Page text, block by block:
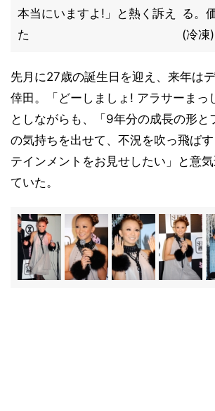
本当にいますよ!」と熱く訴え
た
る。
(冷凍)
先月に27歳の誕生日を迎え、来年は
倖田。「どーしましょ! アラサーまっ
としながらも、「9年分の成長の形と
の気持ちを出せて、不況を吹っ飛ば
テインメントをお見せしたい」と意
ていた。